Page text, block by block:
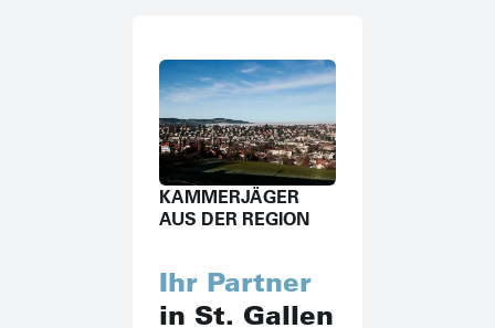
KAMMERJÄGER
AUS DER REGION
Ihr Partner
in St. Gallen